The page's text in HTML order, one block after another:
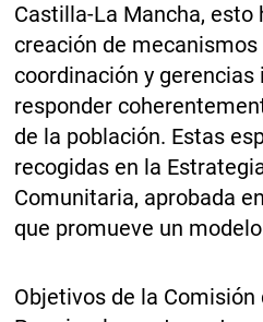
Castilla-La Mancha, esto
creación de
coordinación y gerencias
responder
de la población. Estas
recogidas en la
Comunitaria, aprobada
que promueve un
Objetivos de la